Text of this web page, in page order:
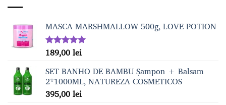
MASCA MARSHMALLOW 500g, LOVE POTION
Evaluat la
5.00din 5
189,00lei
SET BANHO DE BAMBU Șampon + Balsam
2*1000ML, NATUREZA COSMETICOS
395,00lei